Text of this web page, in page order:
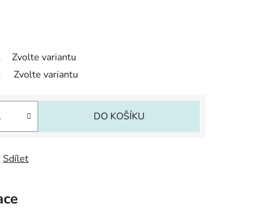
Zvolte variantu
Zvolte variantu
DO KOŠÍKU
Sdílet